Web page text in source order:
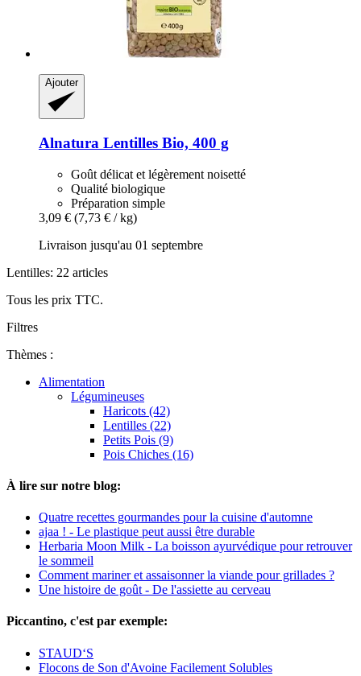
Ajouter
Alnatura Lentilles Bio, 400 g
Goût délicat et légèrement noisetté
Qualité biologique
Préparation simple
3,09 € (7,73 € / kg)
Livraison jusqu'au 01 septembre
Lentilles: 22 articles
Tous les prix TTC.
Filtres
Thèmes :
Alimentation
Légumineuses
Haricots (42)
Lentilles (22)
Petits Pois (9)
Pois Chiches (16)
À lire sur notre blog:
Quatre recettes gourmandes pour la cuisine d'automne
ajaa ! - Le plastique peut aussi être durable
Herbaria Moon Milk - La boisson ayurvédique pour retrouver
le sommeil
Comment mariner et assaisonner la viande pour grillades ?
Une histoire de goût - De l'assiette au cerveau
Piccantino, c'est par exemple:
STAUD‘S
Flocons de Son d'Avoine Facilement Solubles